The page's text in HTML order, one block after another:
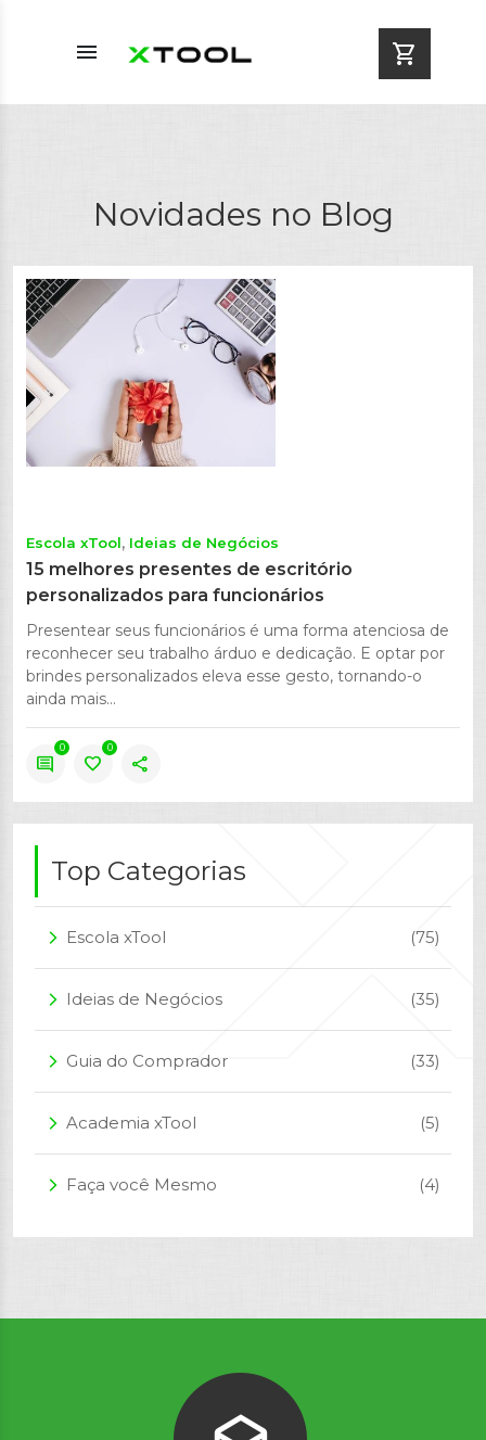
menu shopping_cart
Novidades no Blog
Escola xTool Ideias de Negócios
15 melhores presentes de escritório
personalizados para funcionários
Presentear seus funcionários é uma forma atenciosa de
reconhecer seu trabalho árduo e dedicação. E optar por
brindes personalizados eleva esse gesto, tornando-o
ainda mais...
comment
0
favorite
0
share
Top Categorias
arrow_forward_ios Escola xTool (75)
arrow_forward_ios Ideias de Negócios (35)
arrow_forward_ios Guia do Comprador (33)
arrow_forward_ios Academia xTool (5)
arrow_forward_ios Faça você Mesmo (4)